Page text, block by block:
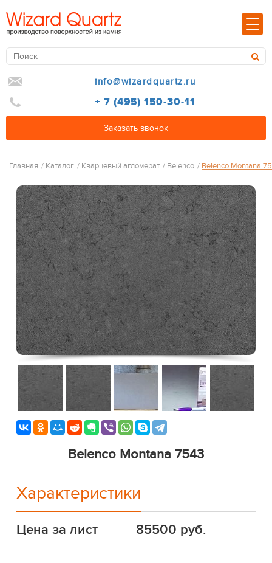
info@wizardquartz.ru
+ 7 (495) 150-30-11
Заказать звонок
Главная / Каталог / Кварцевый агломерат / Belenco / Belenco Montana
Belenco Montana 7543
Характеристики
Цена за лист 85500 руб.